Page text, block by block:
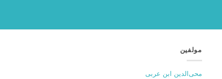
مولفین
محی‌الدین ابن عربی